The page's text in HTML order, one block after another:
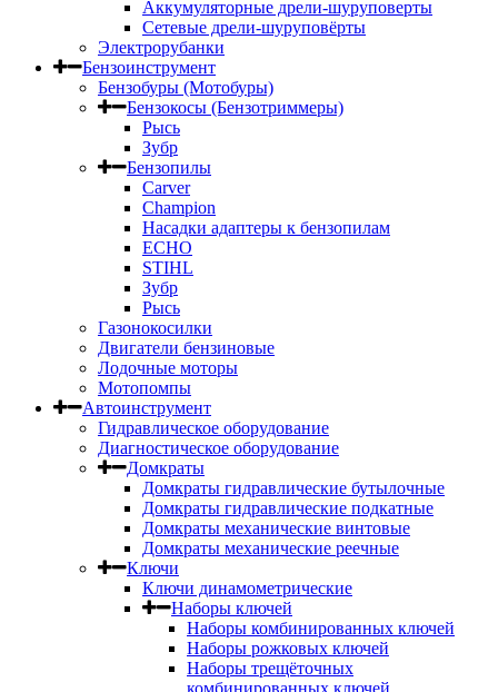
Аккумуляторные дрели-шуруповерты
Сетевые дрели-шуруповёрты
Электрорубанки
Бензоинструмент
Бензобуры (Мотобуры)
Бензокосы (Бензотриммеры)
Рысь
Зубр
Бензопилы
Carver
Champion
Насадки адаптеры к бензопилам
ECHO
STIHL
Зубр
Рысь
Газонокосилки
Двигатели бензиновые
Лодочные моторы
Мотопомпы
Автоинструмент
Гидравлическое оборудование
Диагностическое оборудование
Домкраты
Домкраты гидравлические бутылочные
Домкраты гидравлические подкатные
Домкраты механические винтовые
Домкраты механические реечные
Ключи
Ключи динамометрические
Наборы ключей
Наборы комбинированных ключей
Наборы рожковых ключей
Наборы трещёточных
комбинированных ключей